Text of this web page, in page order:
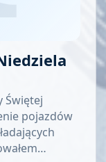
Świętej
pojazdów